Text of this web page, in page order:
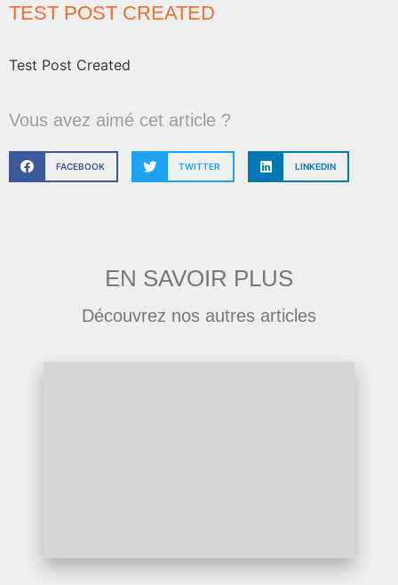
TEST POST CREATED
Test Post Created
Vous avez aimé cet article ?
FACEBOOK TWITTER LINKEDIN
EN SAVOIR PLUS
Découvrez nos autres articles